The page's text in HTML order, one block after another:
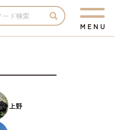
M E N U
上野